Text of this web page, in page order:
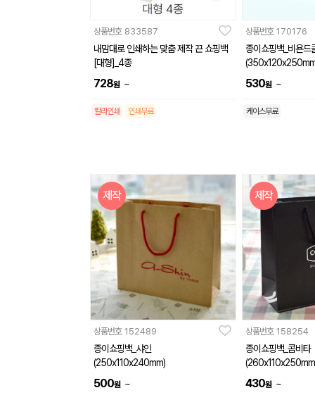
상품번호 833587
내맘대로 인쇄하는 맞춤 제작 끈 쇼핑백
[대형]_4종
728원 ~
칼라인쇄 인쇄무료
상품번호 170176
종이쇼핑백_비욘드
530원 ~
케이스무료
제작
상품번호 152489
종이쇼핑백_샤인
(250x110x240mm)
500원 ~
제작
상품번호 158254
종이쇼핑백_콤비타
430원 ~